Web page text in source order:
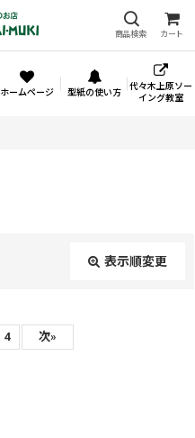
商品検索 カート
ホームページ 型紙の使い方
代々木上原ソー
イング教室
表示順変更
4 次»